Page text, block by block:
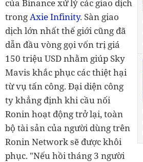
của Binance xử lý các giao dịch
trongAxie Infinity. Sàn giao
dịch lớn nhất thế giới cũng đã
dẫn đầu vòng gọi vốn trị giá
150 triệu USD nhằm giúp Sky
Mavis khắc phục các thiệt hại
từ vụ tấn công. Đại diện công
ty khẳng định khi cầu nối
Ronin hoạt động trở lại, toàn
bộ tài sản của người dùng trên
Ronin Network sẽ được khôi
phục. "Nếu hồi tháng 3 người